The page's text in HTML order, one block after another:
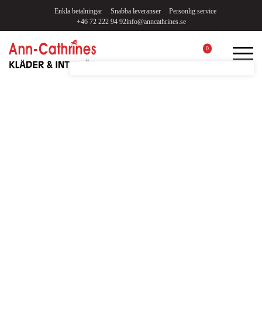
+46 72 222 94 92
Enkla betalningar Snabba leveranser
Personlig service
info@anncathrines.se
0